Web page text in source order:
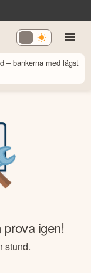
– bankerna med lägst
igen!
stund.